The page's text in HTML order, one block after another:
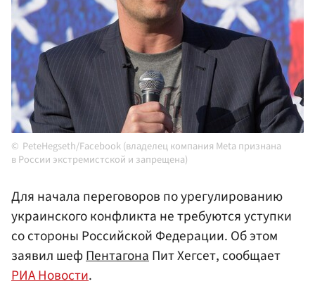
PeteHegseth/Facebook (владелец компания Meta признана
в России экстремистской и запрещена)
Для начала переговоров по урегулированию
украинского конфликта не требуются уступки
со стороны Российской Федерации. Об этом
заявил шефПентагонаПит Хегсет, сообщает
РИА Новости.